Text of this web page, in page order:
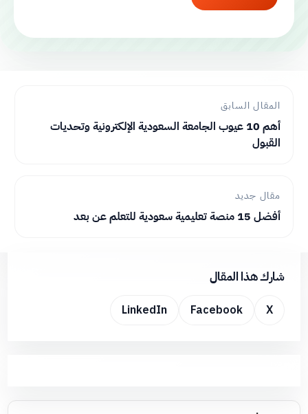
المقال السابق
أهم 10 عيوب الجامعة السعودية الإلكترونية وتحديات
القبول
مقال جديد
أفضل 15 منصة تعليمية سعودية للتعلم عن بعد
شارك هذا المقال
X
Facebook
LinkedIn